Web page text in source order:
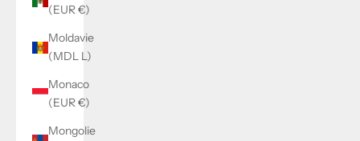
(EUR €)
Moldavie
(MDL L)
Monaco
(EUR €)
Mongolie